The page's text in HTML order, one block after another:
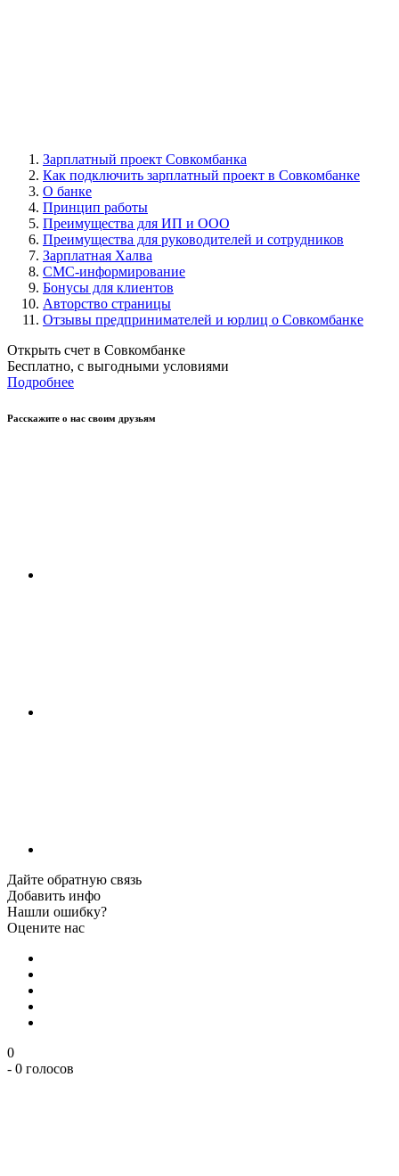
Зарплатный проект Совкомбанка
Как подключить зарплатный проект в Совкомбанке
О банке
Принцип работы
Преимущества для ИП и ООО
Преимущества для руководителей и сотрудников
Зарплатная Халва
СМС-информирование
Бонусы для клиентов
Авторство страницы
Отзывы предпринимателей и юрлиц о Совкомбанке
Открыть счет в Совкомбанке
Бесплатно, с выгодными условиями
Подробнее
Расскажите о нас своим друзьям
Дайте обратную связь
Добавить инфо
Нашли ошибку?
Оцените нас
0
- 0 голосов